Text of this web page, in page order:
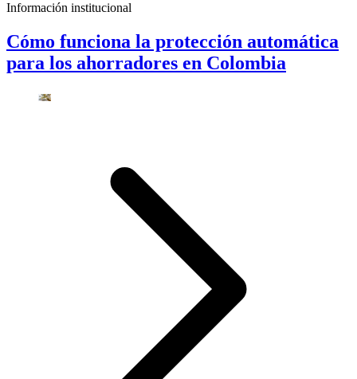
Información institucional
Cómo funciona la protección automática
para los ahorradores en Colombia